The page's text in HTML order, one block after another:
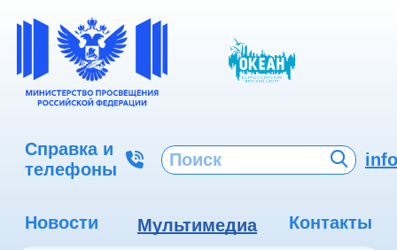
Справка и
телефоны
Новости Мультимедиа
Контакты